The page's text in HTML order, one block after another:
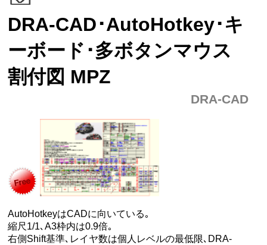
DRA-CAD･AutoHotkey･キ
ーボード･多ボタンマウス
割付図 MPZ
DRA-CAD
AutoHotkeyはCADに向いている｡
縮尺1/1､A3枠内は0.9倍｡
右側Shift基準､レイヤ数は個人レベルの最低限､DRA-